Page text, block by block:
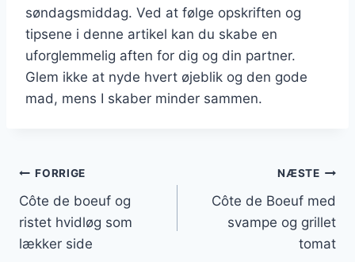
søndagsmiddag. Ved at følge opskriften og
tipsene i denne artikel kan du skabe en
uforglemmelig aften for dig og din partner.
Glem ikke at nyde hvert øjeblik og den gode
mad, mens I skaber minder sammen.
Indlægsnavigation
FORRIGE
Côte de boeuf og
ristet hvidløg som
lækker side
NÆSTE
Côte de Boeuf med
svampe og grillet
tomat